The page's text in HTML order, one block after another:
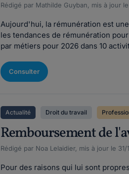
Rédigé par Mathilde Guyban, mis à jour le
Aujourd'hui, la rémunération est
les tendances de rémunération
par métiers pour 2026 dans 10
Consulter
Actualité Droit du travail
Remboursement de
Rédigé par Noa Lelaidier, mis à jour le 31/
Pour des raisons qui lui sont